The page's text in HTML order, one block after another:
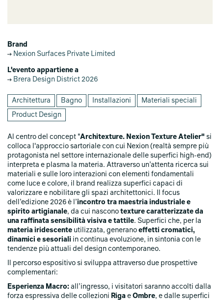
Brand
Nexion Surfaces Private Limited
L'evento appartiene a
Brera Design District 2026
Architettura Bagno Installazioni Materiali speciali
Product Design
Al centro del concept "Architexture. Nexion Texture Atelier" si
colloca l'approccio sartoriale con cui Nexion (realtà sempre più
protagonista nel settore internazionale delle superfici high-end)
interpreta e plasma la materia. Attraverso un’attenta ricerca sui
materiali e sulle loro interazioni con elementi fondamentali
come luce e colore, il brand realizza superfici capaci di
valorizzare e nobilitare gli spazi architettonici. Il focus
dell’edizione 2026 è l’incontro tra maestria industriale e
spirito artigianale, da cui nascono texture caratterizzate da
una raffinata sensibilità visiva e tattile. Superfici che, per la
materia iridescente utilizzata, generano effetti cromatici,
dinamici e sesoriali in continua evoluzione, in sintonia con le
tendenze più attuali del design contemporaneo.
Il percorso espositivo si sviluppa attraverso due prospettive
complementari:
Esperienza Macro: all’ingresso, i visitatori saranno accolti dalla
forza espressiva delle collezioni Riga e Ombre, e dalle superfici